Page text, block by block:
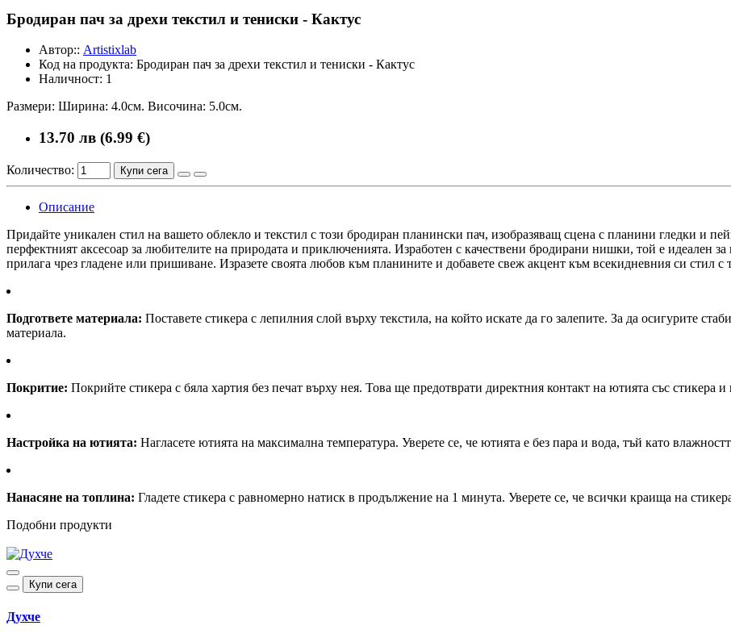
Бродиран пач за дрехи текстил и тениски - Кактус
Автор:: Artistixlab
Код на продукта: Бродиран пач за дрехи текстил и тениски - Кактус
Наличност: 1
Размери: Ширина: 4.0см. Височина: 5.0см.
13.70 лв (6.99 €)
Количество: Купи сега
Описание
Придайте уникален стил на вашето облекло и текстил с този бродиран планински пач, изобразяващ сцена с планини гледки и
перфектният аксесоар за любителите на природата и приключенията. Изработен с качествени бродирани нишки, той е идеален
прилага чрез гладене или пришиване. Изразете своята любов към планините и добавете свеж акцент към всекидневния си стил с
Подгответе материала: Поставете стикера с лепилния слой върху текстила, на който искате да го залепите. За да осигурите
материала.
Покритие: Покрийте стикера с бяла хартия без печат върху нея. Това ще предотврати директния контакт на ютията със стикера
Настройка на ютията: Нагласете ютията на максимална температура. Уверете се, че ютията е без пара и вода, тъй като
Нанасяне на топлина: Гладете стикера с равномерно натиск в продължение на 1 минута. Уверете се, че всички краища на
Подобни продукти
Купи сега
Духче